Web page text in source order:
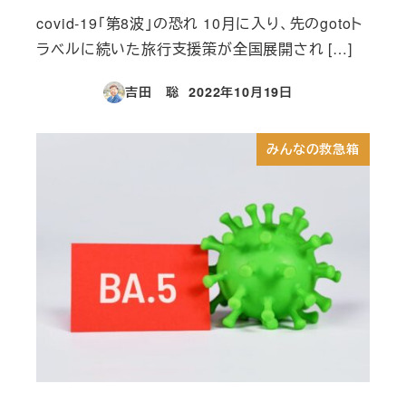
covid-19「第8波」の恐れ 10月に入り、先のgotoト
ラベルに続いた旅行支援策が全国展開され […]
吉田 聡
投稿日
2022年10月19日
みんなの救急箱